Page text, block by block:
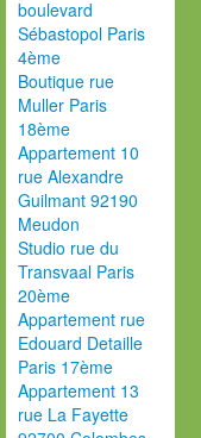
boulevard
Sébastopol Paris
4ème
Boutique rue
Muller Paris
18ème
Appartement 10
rue Alexandre
Guilmant 92190
Meudon
Studio rue du
Transvaal Paris
20ème
Appartement rue
Edouard Detaille
Paris 17ème
Appartement 13
rue La Fayette